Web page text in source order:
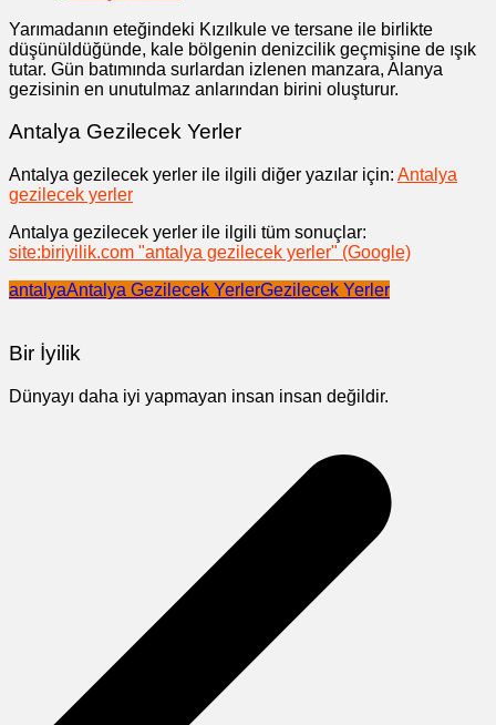
Yarımadanın eteğindeki Kızılkule ve tersane ile birlikte
düşünüldüğünde, kale bölgenin denizcilik geçmişine de ışık
tutar. Gün batımında surlardan izlenen manzara, Alanya
gezisinin en unutulmaz anlarından birini oluşturur.
Antalya Gezilecek Yerler
Antalya gezilecek yerler ile ilgili diğer yazılar için: Antalya
gezilecek yerler
Antalya gezilecek yerler ile ilgili tüm sonuçlar:
site:biriyilik.com "antalya gezilecek yerler" (Google)
antalyaAntalya Gezilecek YerlerGezilecek Yerler
Bir İyilik
Dünyayı daha iyi yapmayan insan insan değildir.